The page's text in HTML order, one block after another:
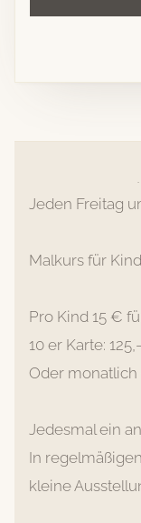
Jeden Freitag
Malkurs für
Pro Kind 15 €
10 er Karte:
Oder monatlich
Jedesmal ein
In
kleine